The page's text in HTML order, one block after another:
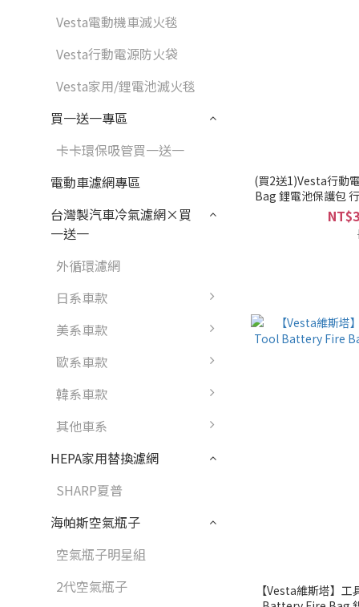
Vesta電動機車滅火毯
Vesta行動電源防火袋
Vesta家用/鋰電池滅火毯
買一送一專區
卡卡環保吸管買一送一
電動車濾網專區
台灣製汽車冷氣濾網×買
一送一
外循環濾網
日系車款
美系車款
歐系車款
韓系車款
其他車系
HEPA家用替換濾網
SHARP夏普
海帕斯空氣瓶子
空氣瓶子明星組
2代空氣瓶子
(買2送1)Vesta行動
Bag 鋰電池保護包
【Vesta維斯塔】